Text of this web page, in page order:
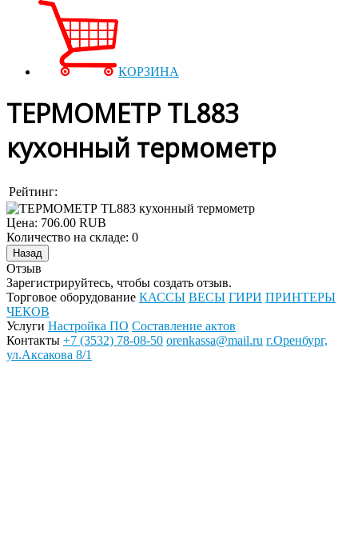
КОРЗИНА
ТЕРМОМЕТР TL883
кухонный термометр
Рейтинг:
Цена: 706.00 RUB
Количество на складе: 0
Отзыв
Зарегистрируйтесь, чтобы создать отзыв.
Торговое оборудование КАССЫ ВЕСЫ ГИРИ ПРИНТЕРЫ
ЧЕКОВ
Услуги Настройка ПО Составление актов
Контакты +7 (3532) 78-08-50 orenkassa@mail.ru г.Оренбург,
ул.Аксакова 8/1